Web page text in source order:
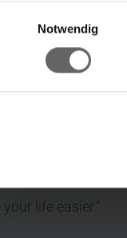
Notwendig
life easier.”